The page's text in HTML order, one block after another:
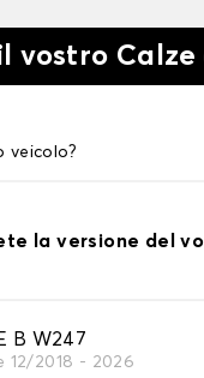
vostro Calze
veicolo?
la versione del
B W247
12/2018 - 2026
alle tue necessità